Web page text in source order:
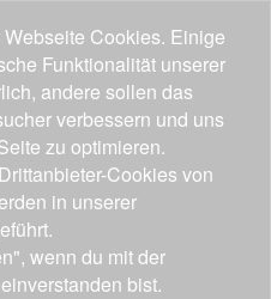
Cookies. Einige
Funktionalität unserer
andere sollen das
verbessern und uns
zu optimieren.
Cookies von
in unserer
wenn du mit der
bist.